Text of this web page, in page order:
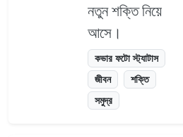
নতুন শক্তি নিয়ে
আসে।
কভার ফটো স্ট্যাটাস
জীবন
শক্তি
সমুদ্র